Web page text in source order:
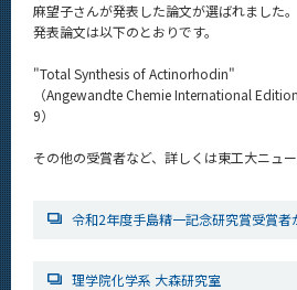
麻望子さんが発表した論文が選ばれました。
発表論文は以下のとおりです。
"Total Synthesis of Actinorhodin"
（Angewandte Chemie International
9）
その他の受賞者など、詳しくは東工大ニュー
令和2年度手島精一記念研究賞受賞者
理学院化学系 大森研究室
サイト構成
系詳細情報
CLOSE